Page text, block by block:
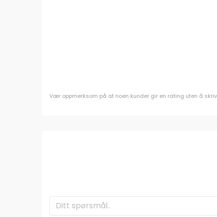
Vær oppmerksom på at noen kunder gir en rating uten å